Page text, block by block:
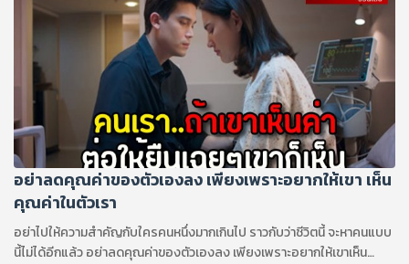
อย่าลดคุณค่าของตัวเองลง เพียงเพราะอยากให้เขา เห็น
คุณค่าในตัวเรา
อย่าไปให้ความสำคัญกับใครคนหนึ่งมากเกินไป ราวกับว่าชีวิตนี้ จะหาคนแบบ
นี้ไม่ได้อีกแล้ว อย่าลดคุณค่าของตัวเองลง เพียงเพราะอยากให้เขาเห็น